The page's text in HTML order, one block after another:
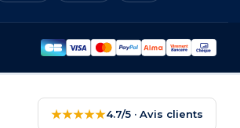
★★★★★4.7/5 · Avis clients